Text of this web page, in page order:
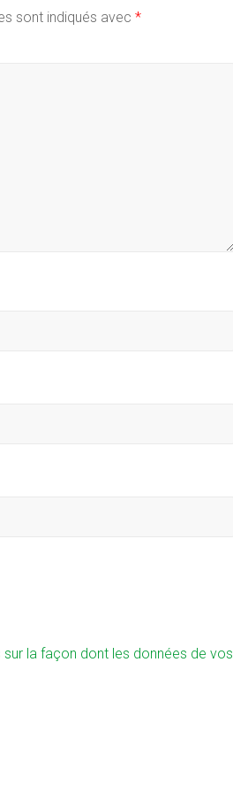
sont indiqués avec *
sur la façon dont les données de vos